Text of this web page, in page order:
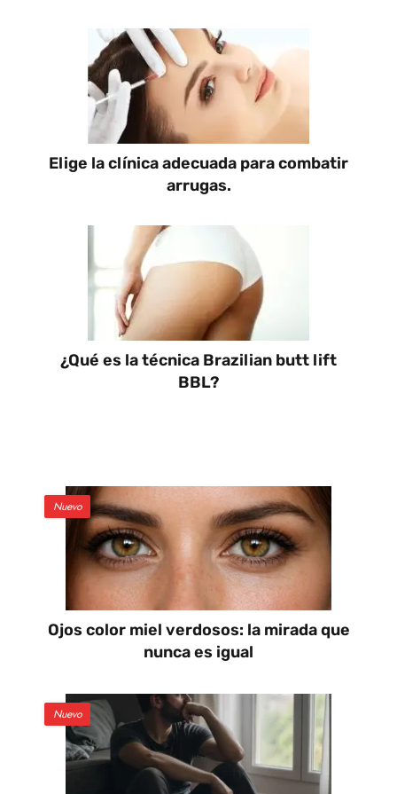
Elige la clínica adecuada para combatir
arrugas.
¿Qué es la técnica Brazilian butt lift
BBL?
Nuevo
Ojos color miel verdosos: la mirada que
nunca es igual
Nuevo